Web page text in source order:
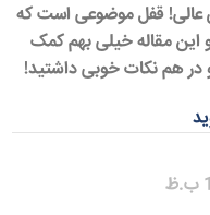
عالی! قفل موضوعی است که
این مقاله خیلی بهم کمک
در هم نکات خوبی داشتید!